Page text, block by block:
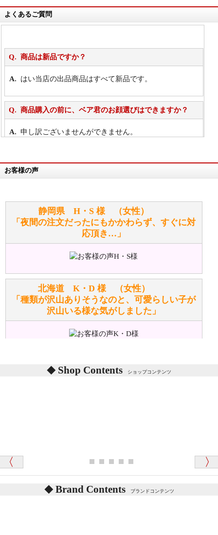
よくあるご質問
商品は新品ですか？
はい当店の出品商品はすべて新品です。
商品購入の前に、ベア君のお顔選びはできますか？
申し訳ございませんができません。
万が一欲しい商品が見つからない場合は、探して取り
お任せください！それは当店が謡っています「おも
てなしの心」で対応させていただきます。
シュタイフのぬいぐるみは洗濯できますか？ ぬいぐ
るみのお手入れ方法を教えてください。
詳しくはこちら をご覧ください。
ぬいぐるみの耳に付いているボタンやタグに、何か意
味などがありますか？
詳しくはこちらをご覧ください。
体をねかせたりおこしたりすると「グーグー」と鳴く
記載しておりますので、ぜひ探してみてください。
お客様の声
静岡県 H・S 様 （女性）
「夜間の注文だったにもかかわらず、すぐに対
応頂き…」
北海道 K・D 様 （女性）
「種類が沢山ありそうなのと、可愛らしい子が
沢山いる様な気がしました」
東京都 M・K 様 （女性）
「対応はどちらも丁寧でした。値段と他の融通
「商品説明が細やかで丁寧であったことです」
Shop Contents ショップコンテンツ
Brand Contents ブランドコンテンツ